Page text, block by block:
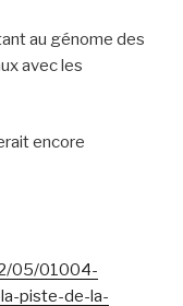
au génome des
avec les
encore
05/01004-
piste-de-la-